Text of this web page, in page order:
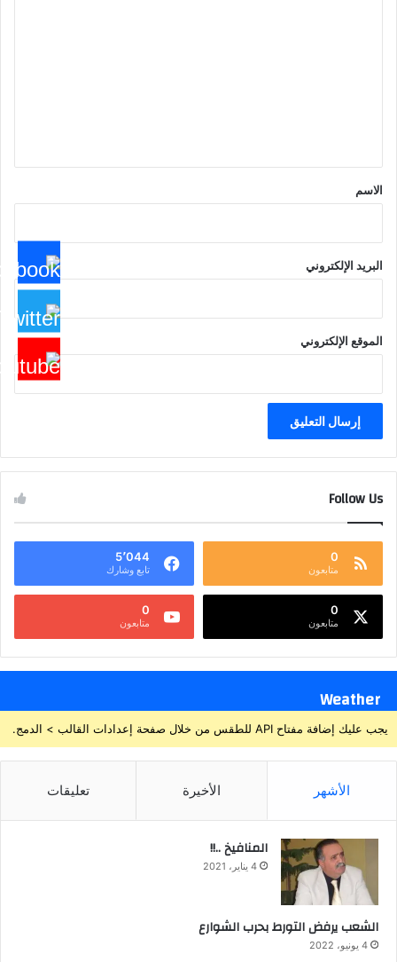
*
الاسم
البريد الإلكتروني
الموقع الإلكتروني
Follow Us
0
متابعون
5٬044
تابع وشارك
0
متابعون
0
متابعون
Weather
يجب عليك إضافة مفتاح API للطقس من خلال صفحة إعدادات القالب > الدمج.
الأشهر الأخيرة تعليقات
المنافيخ ..!!
4 يناير، 2021
الشعب يرفض التورط بحرب الشوارع
4 يونيو، 2022